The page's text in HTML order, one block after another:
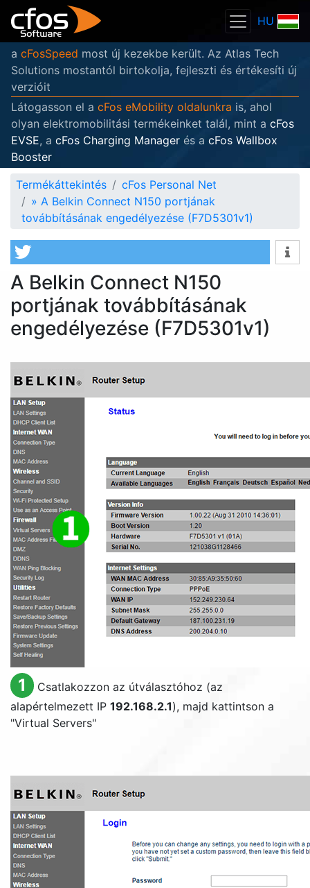
HU
a cFosSpeed most új kezekbe került. Az Atlas Tech
Solutions mostantól birtokolja, fejleszti és értékesíti új
verzióit
Látogasson el a cFos eMobility oldalunkra is, ahol
olyan elektromobilitási termékeinket talál, mint a cFos
EVSE, a cFos Charging Manager és a cFos Wallbox
Booster
Termékáttekintés
cFos Personal Net
» A Belkin Connect N150 portjának
továbbításának engedélyezése (F7D5301v1)
A Belkin Connect N150
portjának továbbításának
engedélyezése (F7D5301v1)
1
Csatlakozzon az útválasztóhoz (az
alapértelmezett IP 192.168.2.1), majd kattintson a
"Virtual Servers"